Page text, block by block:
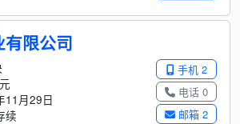
限公司
手机 2
电话 0
邮箱 2
11月29日
续